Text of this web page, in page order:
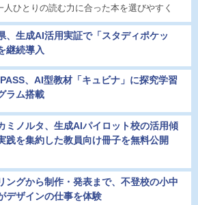
人ひとりの読む力に合った本を選びやすく
、生成AI活用実証で「スタディポケッ
継続導入
、AI型教材「キュビナ」に探究学習
ラム搭載
ミノルタ、生成AIパイロット校の活用傾
践を集約した教員向け冊子を無料公開
ングから制作・発表まで、不登校の小中
デザインの仕事を体験